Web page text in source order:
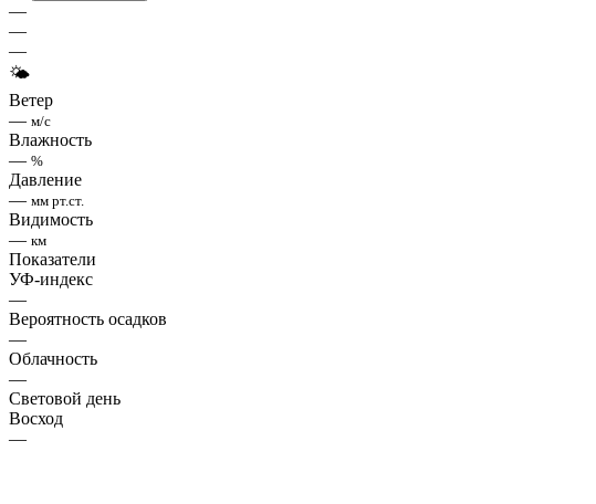
—
—
—
🌤
Ветер
— м/с
Влажность
— %
Давление
— мм рт.ст.
Видимость
— км
Показатели
УФ-индекс
—
Вероятность осадков
—
Облачность
—
Световой день
Восход
—